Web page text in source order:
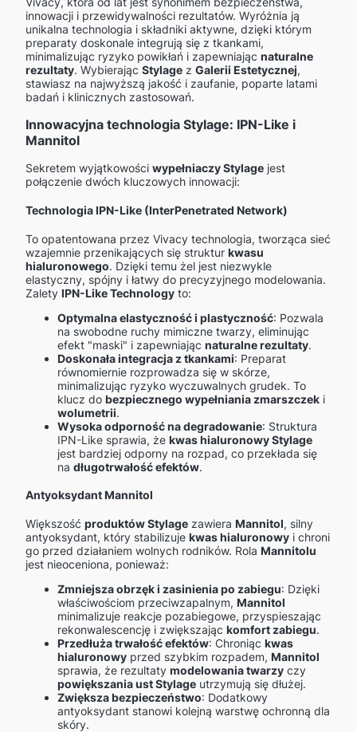
innowacji i przewidywalności rezultatów. Wyróżnia ją
unikalna technologia i składniki aktywne, dzięki którym
preparaty doskonale integrują się z tkankami,
minimalizując ryzyko powikłań i zapewniając naturalne
rezultaty. Wybierając Stylage z Galerii Estetycznej,
stawiasz na najwyższą jakość i zaufanie, poparte latami
badań i klinicznych zastosowań.
Innowacyjna technologia Stylage: IPN-Like i
Mannitol
Sekretem wyjątkowości wypełniaczy Stylage jest
połączenie dwóch kluczowych innowacji:
Technologia IPN-Like (InterPenetrated Network)
To opatentowana przez Vivacy technologia, tworząca sieć
wzajemnie przenikających się struktur kwasu
hialuronowego. Dzięki temu żel jest niezwykle
elastyczny, spójny i łatwy do precyzyjnego modelowania.
Zalety IPN-Like Technology to:
Optymalna elastyczność i plastyczność: Pozwala
na swobodne ruchy mimiczne twarzy, eliminując
efekt "maski" i zapewniając naturalne rezultaty.
Doskonała integracja z tkankami: Preparat
równomiernie rozprowadza się w skórze,
minimalizując ryzyko wyczuwalnych grudek. To
klucz do bezpiecznego wypełniania zmarszczek i
wolumetrii.
Wysoka odporność na degradowanie: Struktura
IPN-Like sprawia, że kwas hialuronowy Stylage
jest bardziej odporny na rozpad, co przekłada się
na długotrwałość efektów.
Antyoksydant Mannitol
Większość produktów Stylage zawiera Mannitol, silny
antyoksydant, który stabilizuje kwas hialuronowy i chroni
go przed działaniem wolnych rodników. Rola Mannitolu
jest nieoceniona, ponieważ:
Zmniejsza obrzęk i zasinienia po zabiegu: Dzięki
właściwościom przeciwzapalnym, Mannitol
minimalizuje reakcje pozabiegowe, przyspieszając
rekonwalescencję i zwiększając komfort zabiegu.
Przedłuża trwałość efektów: Chroniąc kwas
hialuronowy przed szybkim rozpadem, Mannitol
sprawia, że rezultaty modelowania twarzy czy
powiększania ust Stylage utrzymują się dłużej.
Zwiększa bezpieczeństwo: Dodatkowy
antyoksydant stanowi kolejną warstwę ochronną dla
skóry.